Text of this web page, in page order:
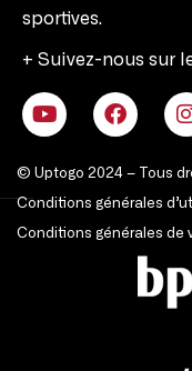
sportives.
+ Suivez-nous sur
© Uptogo 2024 – Tous
Conditions générales
Conditions générales de